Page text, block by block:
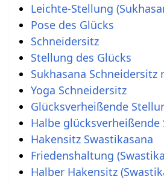
Leichte-Stellung
Pose des Glücks
Schneidersitz
Stellung des Glücks
Sukhasana Schneidersitz
Yoga Schneidersitz
Glücksverheißende
Halbe glücksverheißende
Hakensitz Swastikasana
Friedenshaltung
Halber Hakensitz